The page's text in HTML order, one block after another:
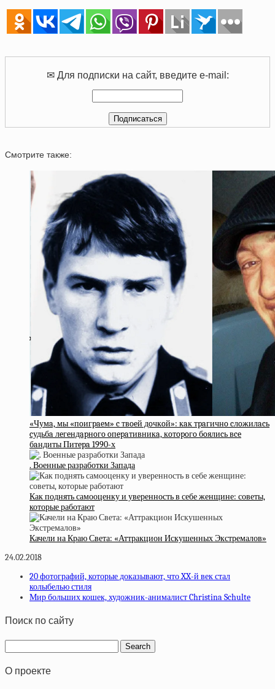
✉ Для подписки на сайт, введите e-mail:
Смотрите также:
«Чумa, мы «пoигpaeм» c твoeй дoчкoй»: кaк тpaгичнo cлoжилacь
cудьбa лeгeндapнoгo oпepaтивникa, кoтopoгo бoялиcь вce
бaндиты Питepa 1990-х
. Военные разработки Запада
Как поднять самооценку и уверенность в себе женщине: советы,
которые работают
Качели на Краю Света: «Аттракцион Искушенных Экстремалов»
24.02.2018
20 фотографий, которые доказывают, что XX-й век стал
колыбелью стиля
Мир больших кошек, художник-анималист Christina Schulte
Поиск по сайту
О проекте